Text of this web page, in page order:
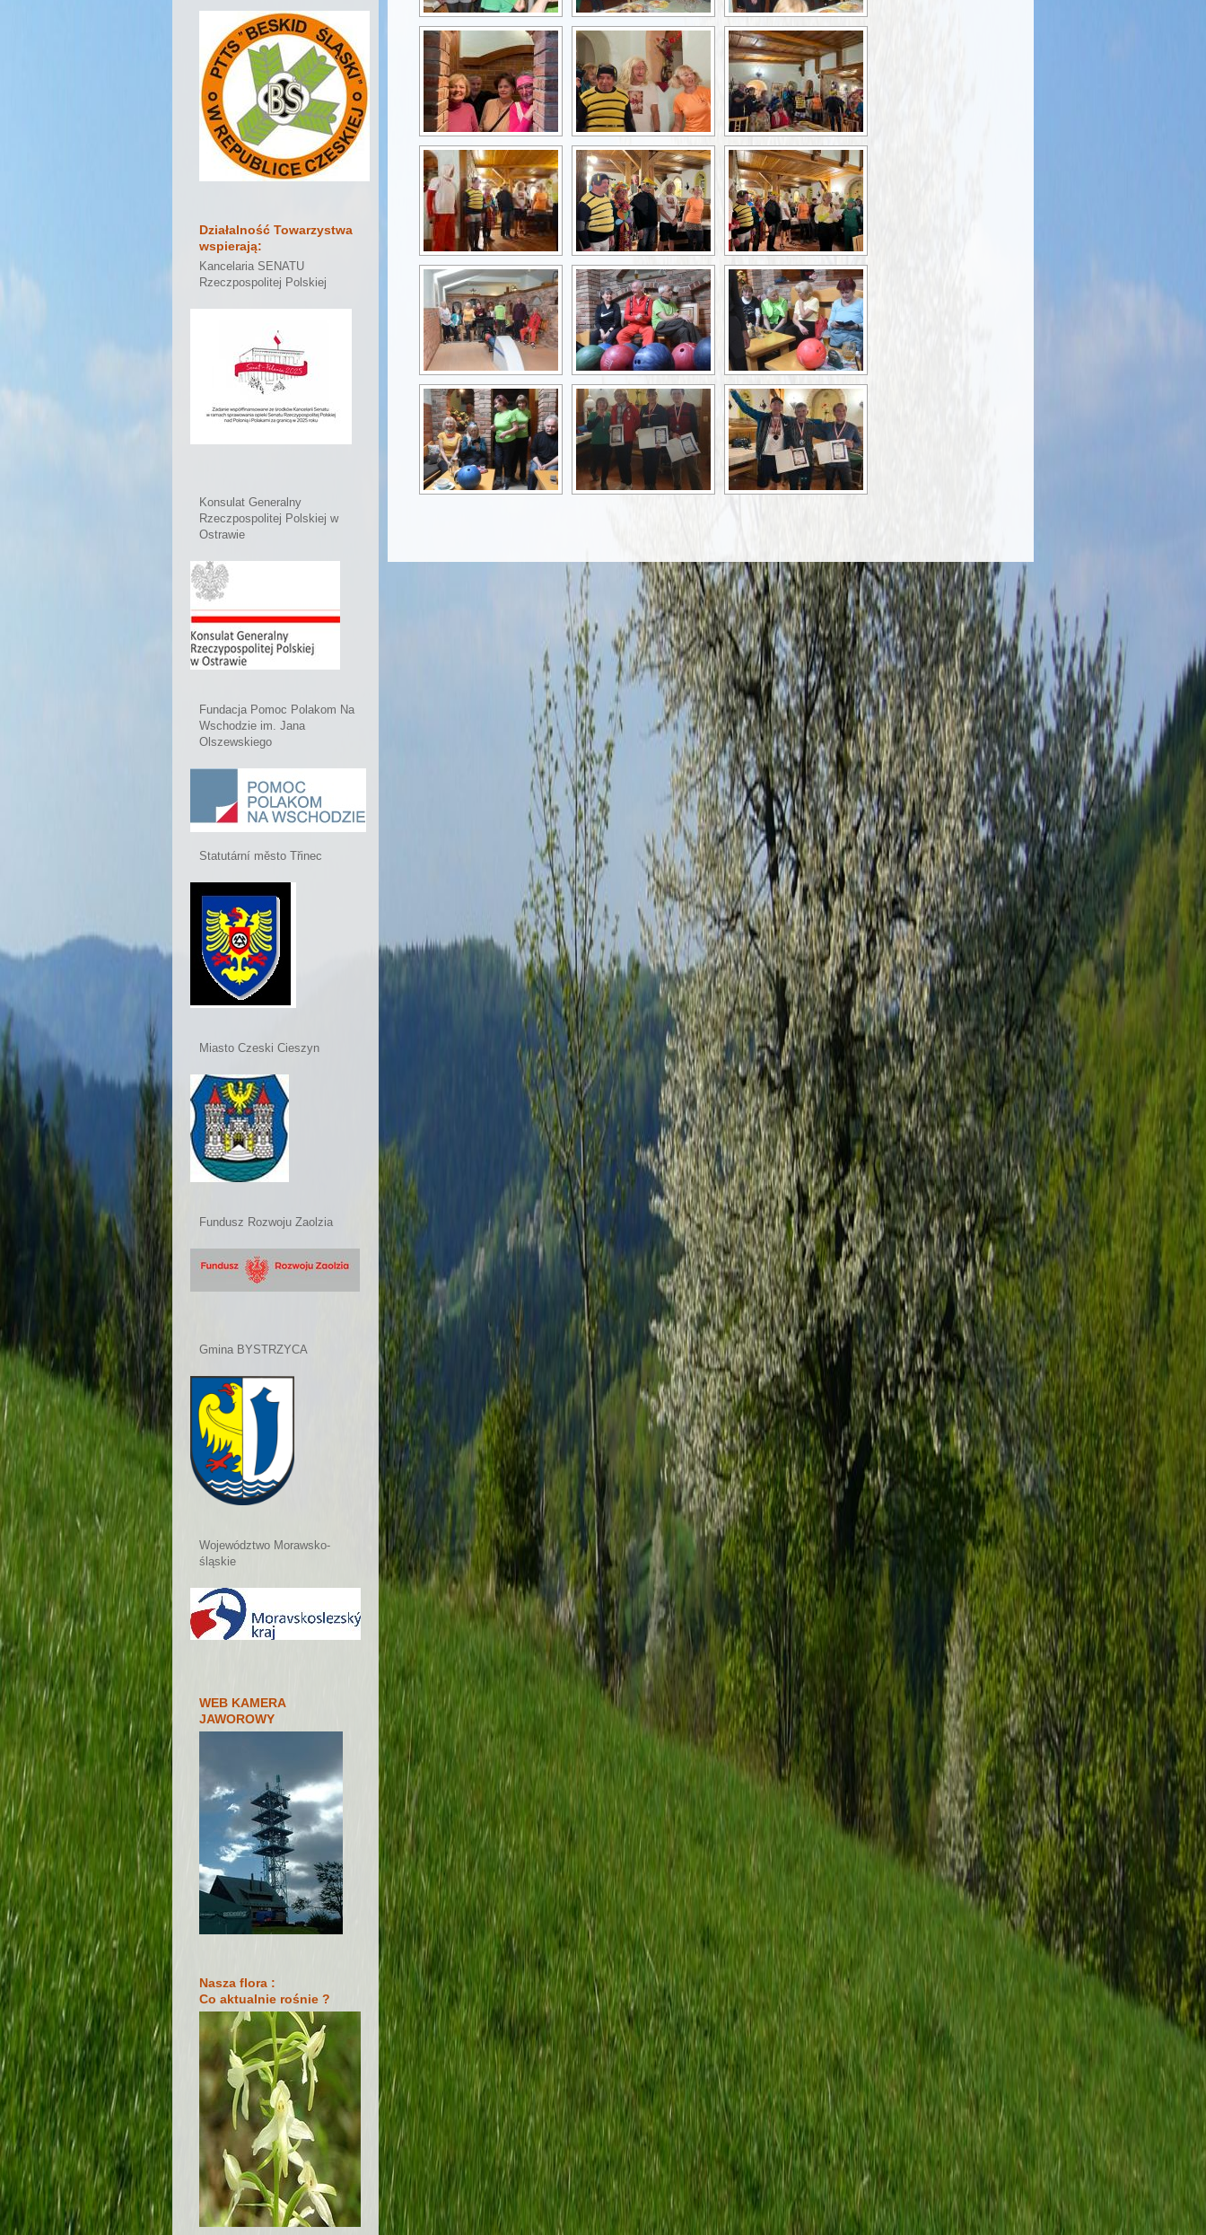
Działalność Towarzystwa
wspierają:
Kancelaria SENATU
Rzeczpospolitej Polskiej
Konsulat Generalny
Rzeczpospolitej Polskiej w
Ostrawie
Fundacja Pomoc Polakom Na
Wschodzie im. Jana
Olszewskiego
Statutární město Třinec
Miasto Czeski Cieszyn
Fundusz Rozwoju Zaolzia
Gmina BYSTRZYCA
Województwo Morawsko-
śląskie
WEB KAMERA
JAWOROWY
Nasza flora :
Co aktualnie rośnie ?